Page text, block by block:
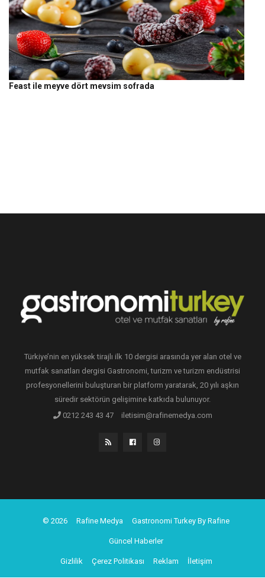
Feast ile meyve dört mevsim sofrada
Türkiye’nin en yüksek tirajlı ilk 10 dergisi arasında yer alan otel ve
mutfak sanatları dergisi Gastronomi, turizm ve turizm endüstrisi
profesyonellerini buluşturan bir platform yaratarak, 20 yılı aşkın
süredir sektörün gelişimine katkıda bulunuyor.
0212 243 43 47
iletisim@rafinemedya.com
© 2026 Rafine Medya Gastronomi Turkey By Rafine
Güncel Haberler
Gizlilik Çerez Politikası Reklam İletişim